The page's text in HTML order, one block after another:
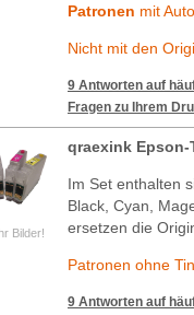
Patronen mit
Nicht mit den
9 Antworten auf
Fragen zu Ihrem
Bilder!
qraexink Epson-
Im Set enthalten
Black, Cyan,
ersetzen die
Patronen ohne
9 Antworten auf